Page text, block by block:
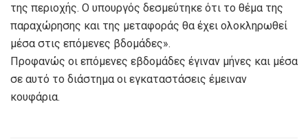
της περιοχής. Ο υπουργός δεσμεύτηκε ότι το θέμα της
παραχώρησης και της μεταφοράς θα έχει ολοκληρωθεί
μέσα στις επόμενες βδομάδες».
Προφανώς οι επόμενες εβδομάδες έγιναν μήνες και μέσα
σε αυτό το διάστημα οι εγκαταστάσεις έμειναν
κουφάρια.